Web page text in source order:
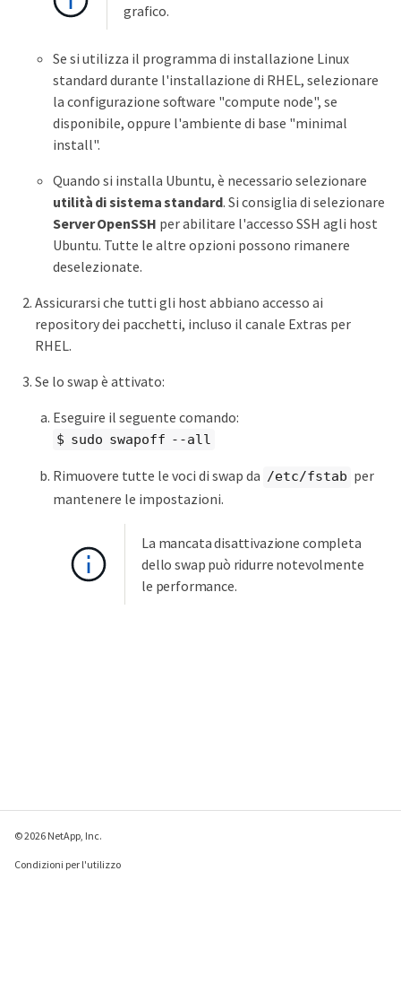
grafico.
Se si utilizza il programma di installazione Linux
standard durante l'installazione di RHEL, selezionare
la configurazione software "compute node", se
disponibile, oppure l'ambiente di base "minimal
install".
Quando si installa Ubuntu, è necessario selezionare
utilità di sistema standard. Si consiglia di selezionare
Server OpenSSH per abilitare l'accesso SSH agli host
Ubuntu. Tutte le altre opzioni possono rimanere
deselezionate.
Assicurarsi che tutti gli host abbiano accesso ai
repository dei pacchetti, incluso il canale Extras per
RHEL.
Se lo swap è attivato:
Eseguire il seguente comando:
$ sudo swapoff --all
Rimuovere tutte le voci di swap da /etc/fstab per
mantenere le impostazioni.
La mancata disattivazione completa
dello swap può ridurre notevolmente
le performance.
© 2026 NetApp, Inc.
Condizioni per l'utilizzo